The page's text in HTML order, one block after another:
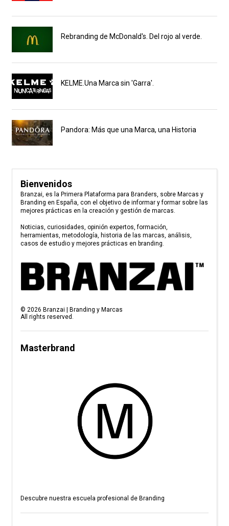
Rebranding de McDonald's. Del rojo al verde.
KELME.Una Marca sin 'Garra'.
Pandora: Más que una Marca, una Historia
Bienvenidos
Branzai, es la Primera Plataforma para Branders, sobre Marcas y
Branding en España, con el objetivo de informar y formar sobre las
mejores prácticas en la creación y gestión de marcas.
Noticias, curiosidades, opinión expertos, formación,
herramientas, metodología, historia de las marcas, análisis,
casos de estudio y mejores prácticas en branding.
© 2026 Branzai | Branding y Marcas
All rights reserved.
Masterbrand
Descubre nuestra escuela profesional de Branding